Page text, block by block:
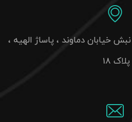
خیابان دماوند ، پاساژ الهیه ،
پلاک 18